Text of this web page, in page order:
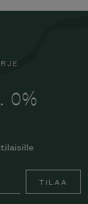
0%
TILAA